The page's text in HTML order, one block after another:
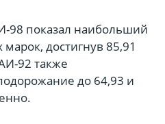
98 показал наибольший
достигнув 85,91
92 также
до 64,93 и